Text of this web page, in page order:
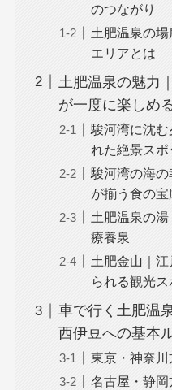
のつながり
土肥温泉の
エリアとは
土肥温泉の魅力
が一度に楽しめ
駿河湾に沈
れた絶景スポ
駿河湾の海
が揃う食の宝
土肥温泉の
療養泉
土肥金山｜
られる観光ス
車で行く土肥温
西伊豆への基本
東京・神奈川
名古屋・静